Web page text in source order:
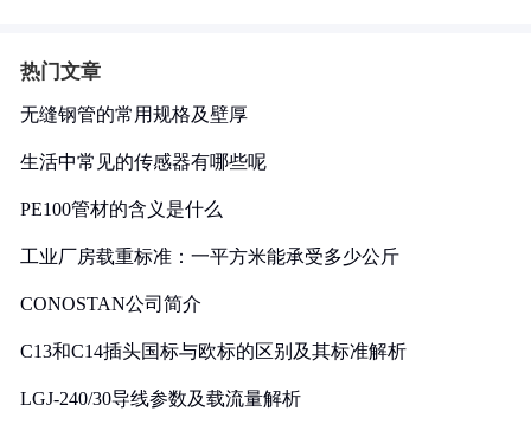
热门文章
无缝钢管的常用规格及壁厚
生活中常见的传感器有哪些呢
PE100管材的含义是什么
工业厂房载重标准：一平方米能承受多少公斤
CONOSTAN公司简介
C13和C14插头国标与欧标的区别及其标准解析
LGJ-240/30导线参数及载流量解析